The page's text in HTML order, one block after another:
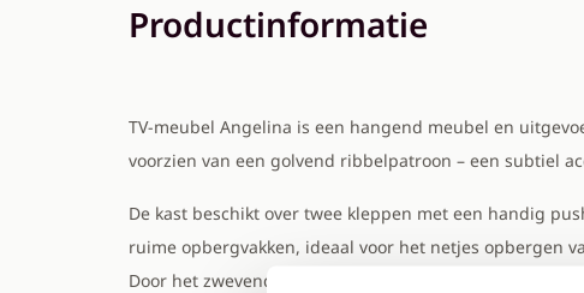
Productinformatie
TV-meubel Angelina is een hangend meubel en
voorzien van een golvend ribbelpatroon – een subtiel
De kast beschikt over twee kleppen met een handig
ruime opbergvakken, ideaal voor het netjes opbergen
Door het zwevende ontwerp blijft de vloer vrij, wat